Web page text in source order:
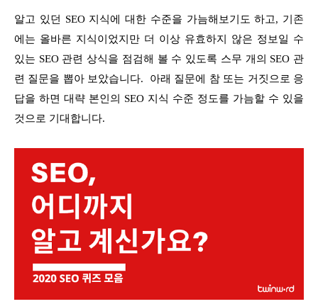
알고 있던 SEO 지식에 대한 수준을 가늠해보기도 하고, 기존
에는 올바른 지식이었지만 더 이상 유효하지 않은 정보일 수
있는 SEO 관련 상식을 점검해 볼 수 있도록 스무 개의 SEO 관
련 질문을 뽑아 보았습니다. 아래 질문에 참 또는 거짓으로 응
답을 하면 대략 본인의 SEO 지식 수준 정도를 가늠할 수 있을
것으로 기대합니다.